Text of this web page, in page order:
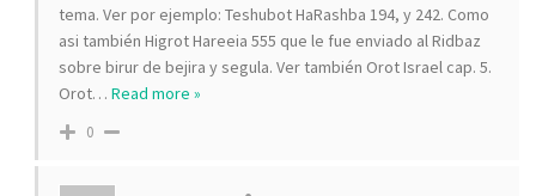
tema. Ver por ejemplo: Teshubot HaRashba 194, y 242. Como
asi también Higrot Hareeia 555 que le fue enviado al Ridbaz
sobre birur de bejira y segula. Ver también Orot Israel cap. 5.
Orot… Read more »
0